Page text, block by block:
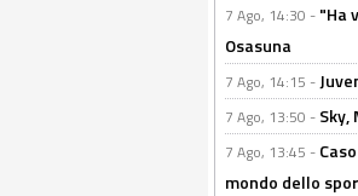
7 Ago, 14:30 - "Ha
Osasuna
7 Ago, 14:15 -
7 Ago, 13:50 - Sky,
7 Ago, 13:45 -
mondo dello